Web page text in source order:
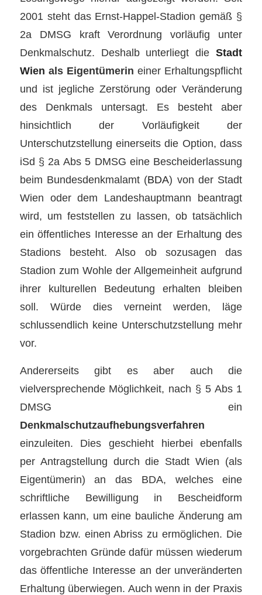
2001 steht das Ernst-Happel-Stadion gemäß §
2a DMSG kraft Verordnung vorläufig unter
Denkmalschutz. Deshalb unterliegt dieStadt
Wien als Eigentümerin einer Erhaltungspflicht
und ist jegliche Zerstörung oder Veränderung
des Denkmals untersagt. Es besteht aber
hinsichtlich der Vorläufigkeit der
Unterschutzstellung einerseits die Option, dass
iSd § 2a Abs 5 DMSG eine Bescheiderlassung
beim Bundesdenkmalamt (BDA) von der Stadt
Wien oder dem Landeshauptmann beantragt
wird, um feststellen zu lassen, ob tatsächlich
ein öffentliches Interesse an der Erhaltung des
Stadions besteht. Also ob sozusagen das
Stadion zum Wohle der Allgemeinheit aufgrund
ihrer kulturellen Bedeutung erhalten bleiben
soll. Würde dies verneint werden, läge
schlussendlich keine Unterschutzstellung mehr
vor.
Andererseits gibt es aber auch die
vielversprechende Möglichkeit, nach § 5 Abs 1
DMSG ein
Denkmalschutzaufhebungsverfahren
einzuleiten. Dies geschieht hierbei ebenfalls
per Antragstellung durch die Stadt Wien (als
Eigentümerin) an das BDA, welches eine
schriftliche Bewilligung in Bescheidform
erlassen kann, um eine bauliche Änderung am
Stadion bzw. einen Abriss zu ermöglichen. Die
vorgebrachten Gründe dafür müssen wiederum
das öffentliche Interesse an der unveränderten
Erhaltung überwiegen. Auch wenn in der Praxis